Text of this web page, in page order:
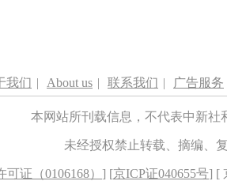
我们 | About us | 联系我们 | 广告服务
本网站所刊载信息，不代表中新
未经授权禁止转载、摘编、
证（0106168） ] [京ICP证040655号] [